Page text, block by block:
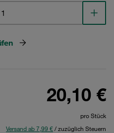
20,10 €
pro Stück
Versand ab 7,99 €/ zuzüglich Steuern